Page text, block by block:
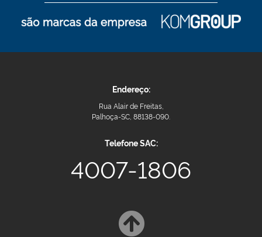
Endereço:
Rua Alair de Freitas,
Palhoça-SC, 88138-090.
Telefone SAC:
4007-1806